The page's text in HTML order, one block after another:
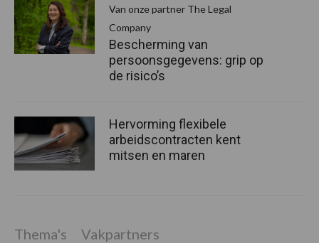
Van onze partner The Legal
Company
Bescherming van
persoonsgegevens: grip op
de risico’s
Hervorming flexibele
arbeidscontracten kent
mitsen en maren
Thema's Vakpartners